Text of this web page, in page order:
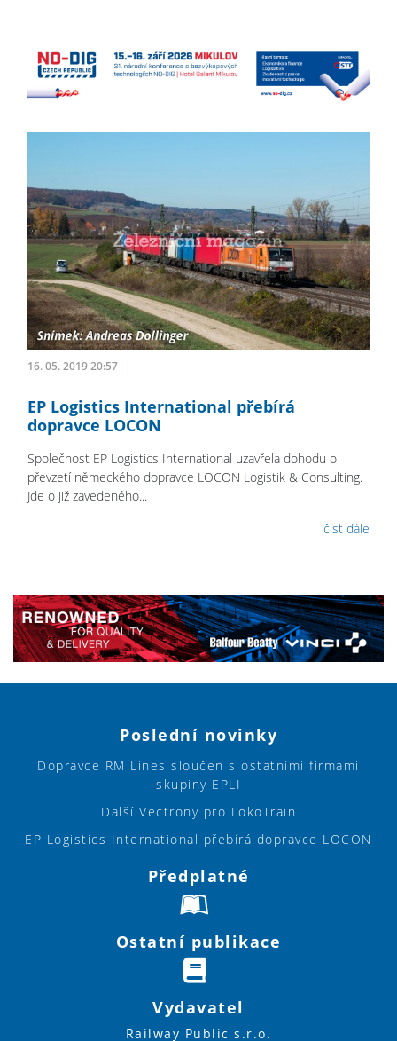
16. 05. 2019 20:57
EP Logistics International přebírá
dopravce LOCON
Společnost EP Logistics International uzavřela dohodu o
převzetí německého dopravce LOCON Logistik & Consulting.
Jde o již zavedeného...
číst dále
Poslední novinky
Dopravce RM Lines sloučen s ostatními firmami
skupiny EPLI
Další Vectrony pro LokoTrain
EP Logistics International přebírá dopravce LOCON
Předplatné
Ostatní publikace
Vydavatel
Railway Public s.r.o.